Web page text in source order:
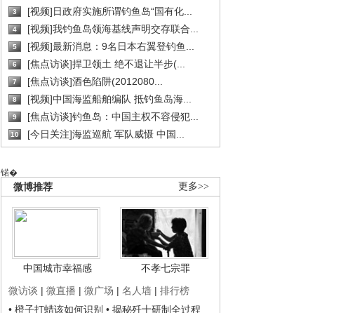
3 [视频]日政府实施所谓钓鱼岛“国有化...
4 [视频]我钓鱼岛领海基线声明交存联合...
5 [视频]最新消息：9名日本右翼登钓鱼...
6 [焦点访谈]捍卫领土 绝不退让半步(...
7 [焦点访谈]酒色陷阱(2012080...
8 [视频]中国海监船舶编队 抵钓鱼岛海...
9 [焦点访谈]钓鱼岛：中国主权不容侵犯...
10 [今日关注]海监巡航 军队威慑 中国...
锘�
更多>>
微博推荐
中国城市幸福感
不孝七宗罪
微访谈 | 微直播 | 微广场 | 名人墙 | 排行榜
• 橙子打蜡该如何识别 • 揭秘歼十研制全过程